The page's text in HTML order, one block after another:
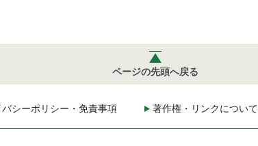
ページの先頭へ戻る
バシーポリシー・免責事項 著作権・リンクについて